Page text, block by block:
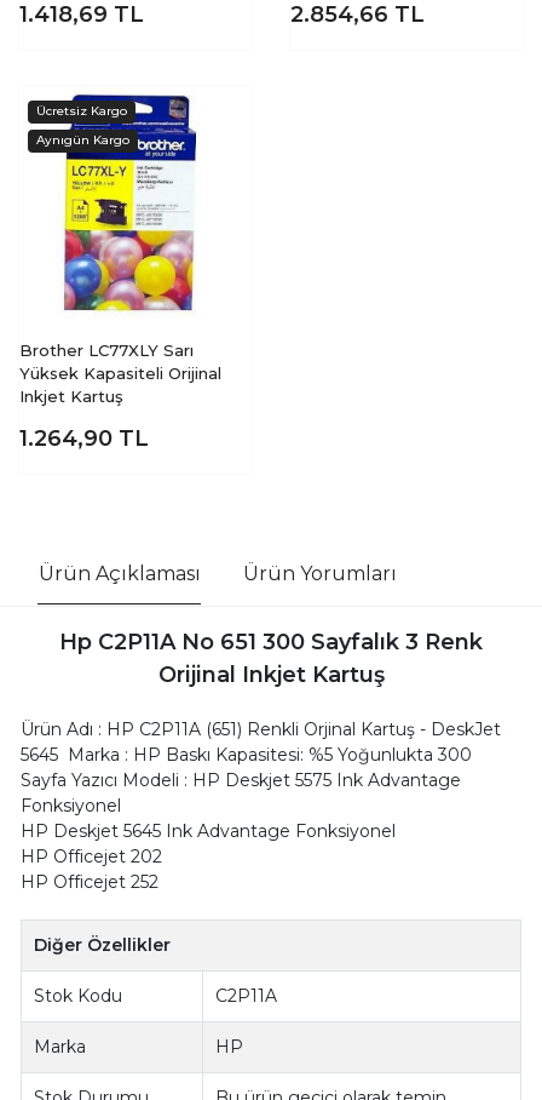
1.418,69 TL 2.854,66 TL
Brother LC77XLY Sarı
Yüksek Kapasiteli Orijinal
Inkjet Kartuş
1.264,90 TL
Ürün Açıklaması Ürün Yorumları
Hp C2P11A No 651 300 Sayfalık 3 Renk
Orijinal Inkjet Kartuş
Ürün Adı : HP C2P11A (651) Renkli Orjinal Kartuş - DeskJet
5645 Marka : HP Baskı Kapasitesi: %5 Yoğunlukta 300
Sayfa Yazıcı Modeli : HP Deskjet 5575 Ink Advantage
Fonksiyonel
HP Deskjet 5645 Ink Advantage Fonksiyonel
HP Officejet 202
HP Officejet 252
Diğer Özellikler
Stok Kodu C2P11A
Marka HP